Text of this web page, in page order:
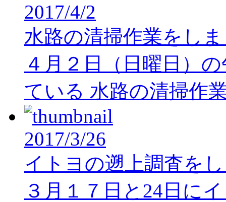
2017/4/2
水路の清掃作業をし
４月２日（日曜日）
ている 水路の清掃作
2017/3/26
イトヨの遡上調査を
３月１７日と24日に